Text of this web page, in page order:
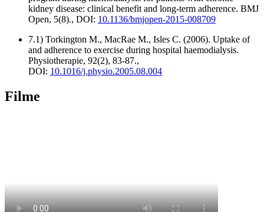
kidney disease: clinical benefit and long-term adherence. BMJ
Open, 5(8)., DOI: 10.1136/bmjopen-2015-008709
7.1) Torkington M., MacRae M., Isles C. (2006). Uptake of
and adherence to exercise during hospital haemodialysis.
Physiotherapie, 92(2), 83-87.,
DOI: 10.1016/j.physio.2005.08.004
Filme